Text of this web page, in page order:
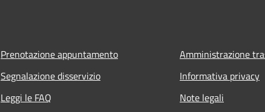
Prenotazione appuntamento
Segnalazione disservizio
Leggi le FAQ
Amministrazione
Informativa privacy
Note legali